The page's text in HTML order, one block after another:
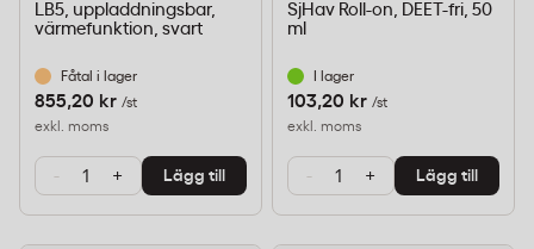
LB5, uppladdningsbar,
värmefunktion, svart
Fåtal i lager
855,20 kr /st
exkl. moms
- + Lägg till
SjHav Roll-on, DEET-fri, 50
ml
I lager
103,20 kr /st
exkl. moms
- + Lägg till